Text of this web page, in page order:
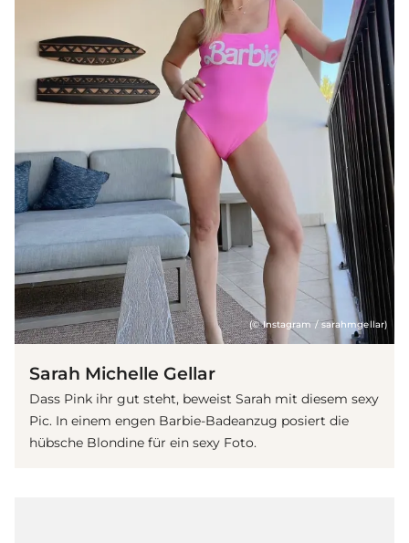
(© Instagram / sarahmgellar)
Sarah Michelle Gellar
Dass Pink ihr gut steht, beweist Sarah mit diesem sexy
Pic. In einem engen Barbie-Badeanzug posiert die
hübsche Blondine für ein sexy Foto.